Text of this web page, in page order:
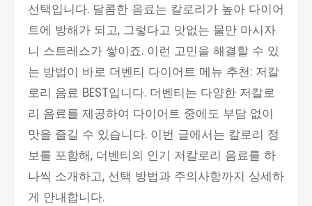
선택입니다. 달콤한 음료는 칼로리가 높아 다이어
트에 방해가 되고, 그렇다고 맛없는 물만 마시자
니 스트레스가 쌓이죠. 이런 고민을 해결할 수 있
는 방법이 바로 더벤티 다이어트 메뉴 추천: 저칼
로리 음료 BEST입니다. 더벤티는 다양한 저칼로
리 음료를 제공하여 다이어트 중에도 부담 없이
맛을 즐길 수 있습니다. 이번 글에서는 칼로리 정
보를 포함해, 더벤티의 인기 저칼로리 음료를 하
나씩 소개하고, 선택 방법과 주의사항까지 상세하
게 안내합니다.